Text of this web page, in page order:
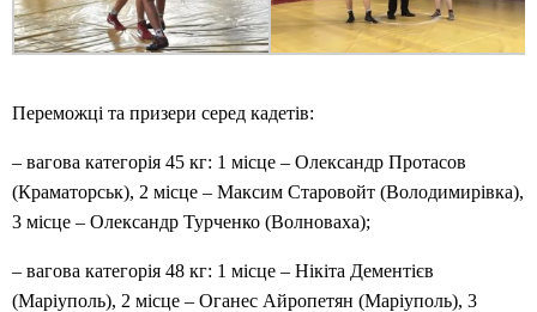
Переможці та призери серед кадетів:
– вагова категорія 45 кг: 1 місце – Олександр Протасов
(Краматорськ), 2 місце – Максим Старовойт (Володимирівка),
3 місце – Олександр Турченко (Волноваха);
– вагова категорія 48 кг: 1 місце – Нікіта Дементієв
(Маріуполь), 2 місце – Оганес Айропетян (Маріуполь), 3